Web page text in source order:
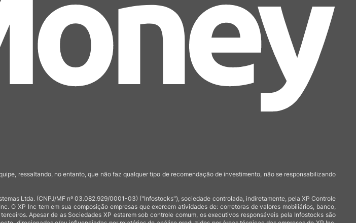
ressaltando, no entanto, que não faz qualquer tipo de recomendação de investimento, não se responsabilizando
Ltda. (CNPJ/MF nº 03.082.929/0001-03) ("Infostocks"), sociedade controlada, indiretamente, pela XP Controle
O XP Inc tem em sua composição empresas que exercem atividades de: corretoras de valores mobiliários, banco,
Apesar de as Sociedades XP estarem sob controle comum, os executivos responsáveis pela Infostocks são